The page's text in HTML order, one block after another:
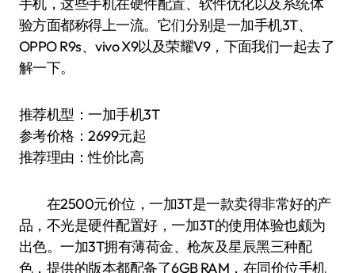
验方面都称得上一流。它们分别是一加手机3T、
OPPO R9s、vivo X9以及荣耀V9，下面我们一起去了
解一下。
推荐机型：一加手机3T
参考价格：2699元起
推荐理由：性价比高
在2500元价位，一加3T是一款卖得非常好的产
品，不光是硬件配置好，一加3T的使用体验也颇为
出色。一加3T拥有薄荷金、枪灰及星辰黑三种配
色，提供的版本都配备了6GB RAM，在同价位手机